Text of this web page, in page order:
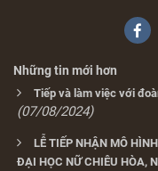
Những tin mới hơn
Tiếp và làm việc với
(07/08/2024)
LỄ TIẾP NHẬN MÔ
ĐẠI HỌC NỮ CHIÊU HÒA,